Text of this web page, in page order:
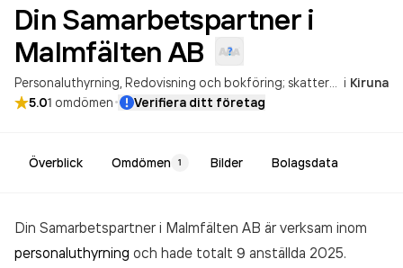
Din Samarbetspartner i
Malmfälten AB
Personaluthyrning Redovisning och bokföring; skatterådgivning i Kiruna
5.01 omdömen· Verifiera ditt företag
Överblick Omdömen 1 Bilder Bolagsdata
Din Samarbetspartner i Malmfälten AB är verksam inom
personaluthyrning och hade totalt 9 anställda 2025.